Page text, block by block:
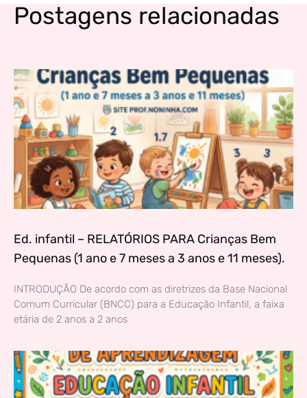
Postagens relacionadas
Ed. infantil – RELATÓRIOS PARA Crianças Bem
Pequenas (1 ano e 7 meses a 3 anos e 11 meses).
INTRODUÇÃO De acordo com as diretrizes da Base Nacional
Comum Curricular (BNCC) para a Educação Infantil, a faixa
etária de 2 anos a 2 anos